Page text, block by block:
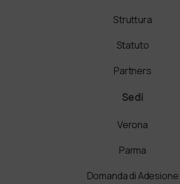
Struttura
Statuto
Partners
Sedi
Verona
Parma
Domanda di Adesione